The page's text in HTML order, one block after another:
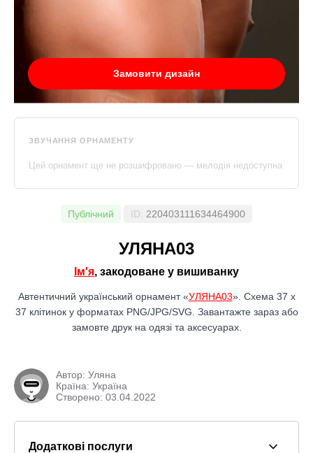
Замовити дизайн
ЗВУЧАННЯ ОРНАМЕНТУ
Цей орнамент ще не розшифровано — мелодія недоступна
Публічний ID: 220403111634464900
УЛЯНА03
Ім'я, закодоване у вишиванку
Автентичний український орнамент «УЛЯНА03». Схема 37 x
37 клітинок у форматах PNG/JPG/SVG. Завантажте зараз або
замовте друк на одязі та аксесуарах.
Автор: Уляна
Країна: Україна
Створено: 03.04.2022
Додаткові послуги